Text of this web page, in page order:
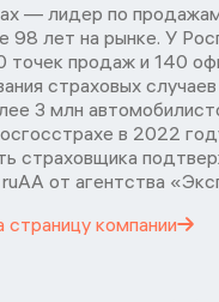
— лидер по
98 лет на рынке. У
точек продаж и 140
страховых
3 млн
в 2022
страховщика
от агентства
страницу компании